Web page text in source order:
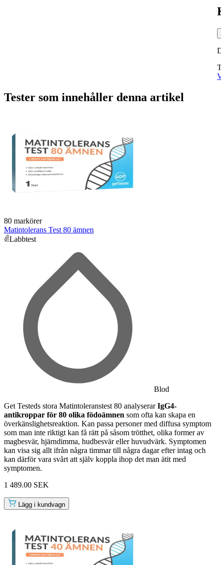
Tester som innehåller denna artikel
80 markörer
Matintolerans Test 80 ämnen
Labbtest
Blod
Get Testeds stora Matintoleranstest 80 analyserar IgG4-
antikroppar för 80 olika födoämnen som ofta kan skapa en
överkänslighetsreaktion. Kan passa personer med diffusa symptom
som man inte riktigt kan få rätt på såsom trötthet, olika former av
magbesvär, hjärndimma, hudbesvär eller huvudvärk. Symptomen
kan visa sig allt ifrån några timmar till några dagar efter intag och
kan därför vara svårt att själv koppla ihop det man ätit med
symptomen.
1 489.00 SEK
Lägg i kundvagn